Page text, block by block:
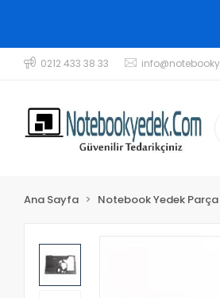
0212 433 38 33
Ana Sayfa Notebook Yedek Parça